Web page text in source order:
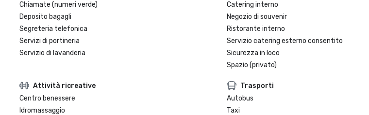
Chiamate (numeri verde)
Deposito bagagli
Segreteria telefonica
Servizi di portineria
Servizio di lavanderia
Catering interno
Negozio di souvenir
Ristorante interno
Servizio catering esterno consentito
Sicurezza in loco
Spazio (privato)
Attività ricreative
Centro benessere
Idromassaggio
Trasporti
Autobus
Taxi